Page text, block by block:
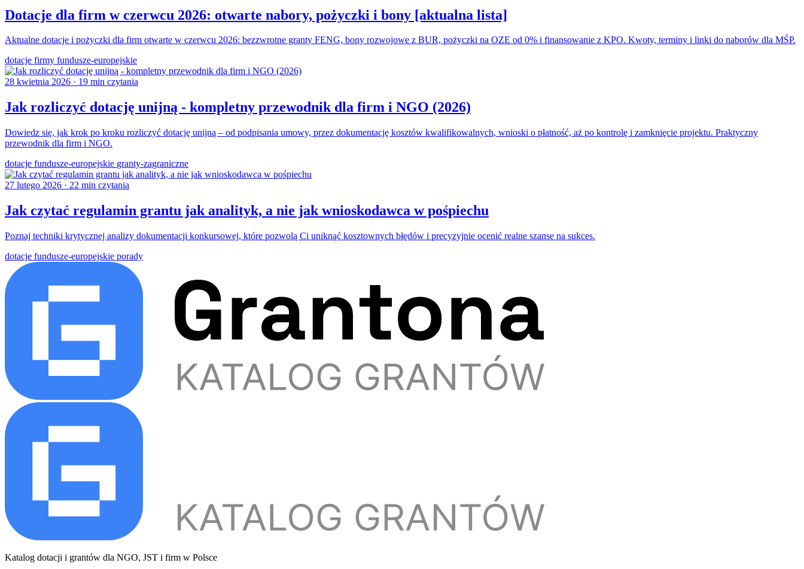
Dotacje dla firm w czerwcu 2026: otwarte nabory, pożyczki i bony [aktualna lista]
Aktualne dotacje i pożyczki dla firm otwarte w czerwcu 2026: bezzwrotne granty FENG, bony rozwojowe z BUR, pożyczki na OZE od 0% i finansowanie z KPO. Kwoty, terminy i linki do naborów dla MŚP.
dotacje firmy fundusze-europejskie
28 kwietnia 2026 · 19 min czytania
Jak rozliczyć dotację unijną - kompletny przewodnik dla firm i NGO (2026)
Dowiedz się, jak krok po kroku rozliczyć dotację unijną – od podpisania umowy, przez dokumentację kosztów kwalifikowalnych, wnioski o płatność, aż po kontrolę i zamknięcie projektu. Praktyczny
przewodnik dla firm i NGO.
dotacje fundusze-europejskie granty-zagraniczne
27 lutego 2026 · 22 min czytania
Jak czytać regulamin grantu jak analityk, a nie jak wnioskodawca w pośpiechu
Poznaj techniki krytycznej analizy dokumentacji konkursowej, które pozwolą Ci uniknąć kosztownych błędów i precyzyjnie ocenić realne szanse na sukces.
dotacje fundusze-europejskie porady
Katalog dotacji i grantów dla NGO, JST i firm w Polsce